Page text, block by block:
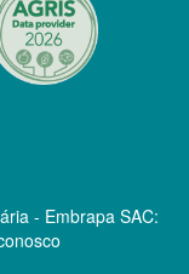
- Embrapa SAC: